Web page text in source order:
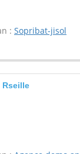
: Sopribat-jisol
Rseille